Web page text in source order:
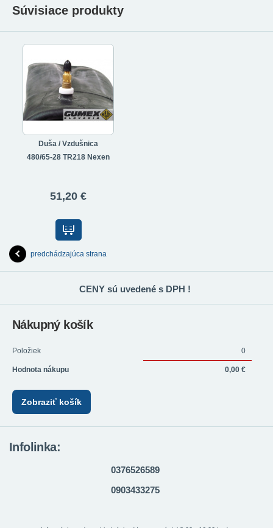
Súvisiace produkty
Duša / Vzdušnica
480/65-28 TR218 Nexen
51,20 €
predchádzajúca strana
CENY sú uvedené s DPH !
Nákupný košík
Položiek 0
Hodnota nákupu 0,00 €
Zobraziť košík
Infolinka:
0376526589
0903433275